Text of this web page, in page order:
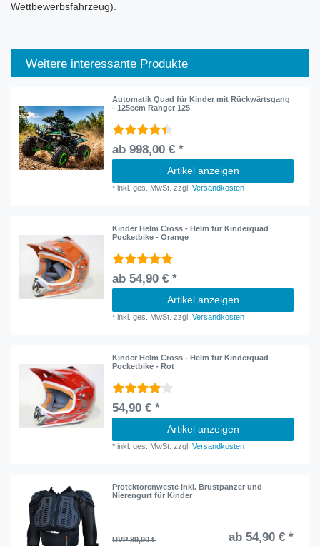
Wettbewerbsfahrzeug).
Weitere interessante Produkte
Automatik Quad für Kinder mit Rückwärtsgang
- 125ccm Ranger 125
ab 998,00 € *
Artikel anzeigen
*inkl. ges. MwSt. zzgl.Versandkosten
Kinder Helm Cross - Helm für Kinderquad
Pocketbike - Orange
ab 54,90 € *
Artikel anzeigen
*inkl. ges. MwSt. zzgl.Versandkosten
Kinder Helm Cross - Helm für Kinderquad
Pocketbike - Rot
54,90 € *
Artikel anzeigen
*inkl. ges. MwSt. zzgl.Versandkosten
Protektorenweste inkl. Brustpanzer und
Nierengurt für Kinder
UVP 89,90 € ab 54,90 € *